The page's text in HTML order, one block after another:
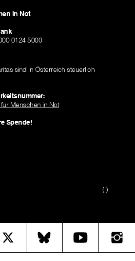
in Not
0124 5000
sind in Österreich steuerlich
Menschen in Not
Spende!
(i)